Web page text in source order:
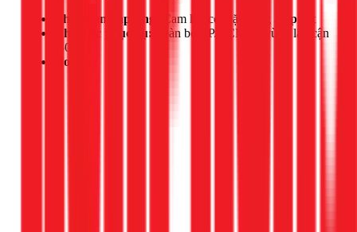
Thời gian đáp ứng:
Cam kết có mặt trong
30 phút
Khu vực phục vụ:
Toàn bộ TP.HCM và vùng lân cận
(50km)
Hotline: